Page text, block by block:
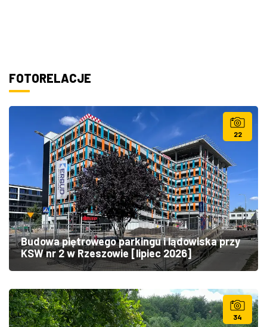
FOTORELACJE
22
Budowa piętrowego parkingu i lądowiska przy
KSW nr 2 w Rzeszowie [lipiec 2026]
34